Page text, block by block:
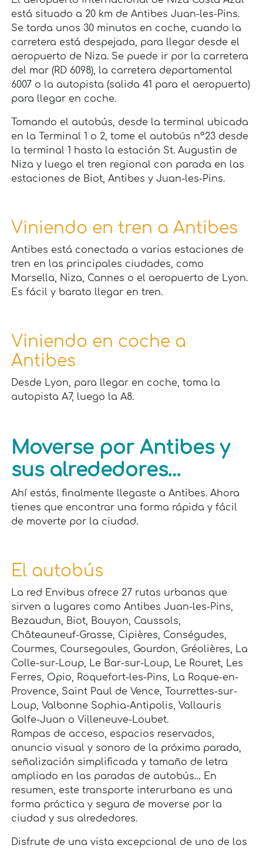
está situado a 20 km de Antibes Juan-les-Pins.
Se tarda unos 30 minutos en coche, cuando la
carretera está despejada, para llegar desde el
aeropuerto de Niza. Se puede ir por la carretera
del mar (RD 6098), la carretera departamental
6007 o la autopista (salida 41 para el aeropuerto)
para llegar en coche.
Tomando el autobús, desde la terminal ubicada
en la Terminal 1 o 2, tome el autobús n°23 desde
la terminal 1 hasta la estación St. Augustin de
Niza y luego el tren regional con parada en las
estaciones de Biot, Antibes y Juan-les-Pins.
Viniendo en tren a Antibes
Antibes está conectada a varias estaciones de
tren en las principales ciudades, como
Marsella, Niza, Cannes o el aeropuerto de Lyon.
Es fácil y barato llegar en tren.
Viniendo en coche a
Antibes
Desde Lyon, para llegar en coche, toma la
autopista A7, luego la A8.
Moverse por Antibes y
sus alrededores…
Ahí estás, finalmente llegaste a Antibes. Ahora
tienes que encontrar una forma rápida y fácil
de moverte por la ciudad.
El autobús
La red Envibus ofrece 27 rutas urbanas que
sirven a lugares como Antibes Juan-les-Pins,
Bezaudun, Biot, Bouyon, Caussols,
Châteauneuf-Grasse, Cipières, Conségudes,
Courmes, Coursegoules, Gourdon, Gréolières, La
Colle-sur-Loup, Le Bar-sur-Loup, Le Rouret, Les
Ferres, Opio, Roquefort-les-Pins, La Roque-en-
Provence, Saint Paul de Vence, Tourrettes-sur-
Loup, Valbonne Sophia-Antipolis, Vallauris
Golfe-Juan o Villeneuve-Loubet.
Rampas de acceso, espacios reservados,
anuncio visual y sonoro de la próxima parada,
señalización simplificada y tamaño de letra
ampliado en las paradas de autobús… En
resumen, este transporte interurbano es una
forma práctica y segura de moverse por la
ciudad y sus alrededores.
Disfrute de una vista excepcional de uno de los